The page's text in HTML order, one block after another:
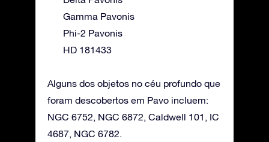
Gamma Pavonis
Phi-2 Pavonis
HD 181433
Alguns dos objetos no céu profundo que
foram descobertos em Pavo incluem:
NGC 6752, NGC 6872, Caldwell 101, IC
4687, NGC 6782.